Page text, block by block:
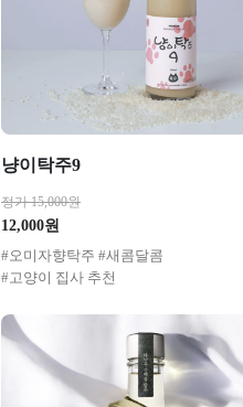
냥이탁주9
정가 15,000원
12,000원
#오미자향탁주 #새콤달콤
#고양이 집사 추천